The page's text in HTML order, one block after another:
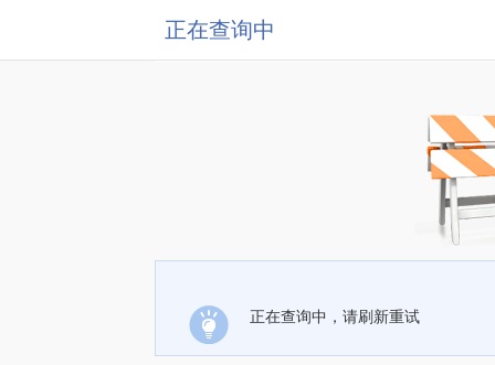
正在查询中
正在查询中，请刷新重试